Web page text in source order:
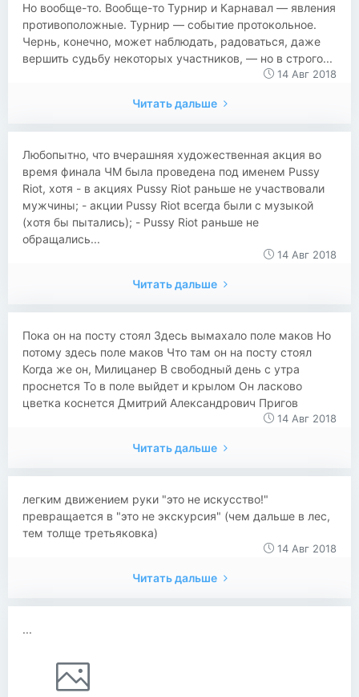
Но вообще-то. Вообще-то Турнир и Карнавал — явления
противоположные. Турнир — событие протокольное.
Чернь, конечно, может наблюдать, радоваться, даже
вершить судьбу некоторых участников, — но в строго...
14 Авг 2018
Читать дальше
Любопытно, что вчерашняя художественная акция во
время финала ЧМ была проведена под именем Pussy
Riot, хотя - в акциях Pussy Riot раньше не участвовали
мужчины; - акции Pussy Riot всегда были с музыкой
(хотя бы пытались); - Pussy Riot раньше не
обращались...
14 Авг 2018
Читать дальше
Пока он на посту стоял Здесь вымахало поле маков Но
потому здесь поле маков Что там он на посту стоял
Когда же он, Милицанер В свободный день с утра
проснется То в поле выйдет и крылом Он ласково
цветка коснется Дмитрий Александрович Пригов
14 Авг 2018
Читать дальше
легким движением руки "это не искусство!"
превращается в "это не экскурсия" (чем дальше в лес,
тем толще третьяковка)
14 Авг 2018
Читать дальше
...